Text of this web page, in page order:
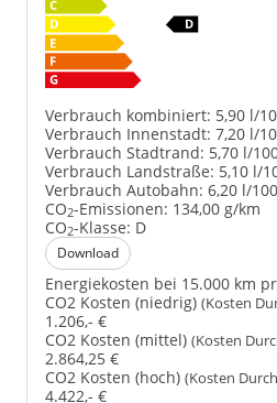
Verbrauch kombiniert: 5,90 l/
Verbrauch Innenstadt: 7,20 l/
Verbrauch Stadtrand: 5,70 l/
Verbrauch Landstraße: 5,10 l/
Verbrauch Autobahn: 6,20 l/
CO2-Emissionen: 134,00 g/km
CO2-Klasse: D
Download
Energiekosten bei 15.000 km
CO2 Kosten (niedrig) (Kosten
1.206,- €
CO2 Kosten (mittel) (Kosten
2.864,25 €
CO2 Kosten (hoch) (Kosten
4.422,- €